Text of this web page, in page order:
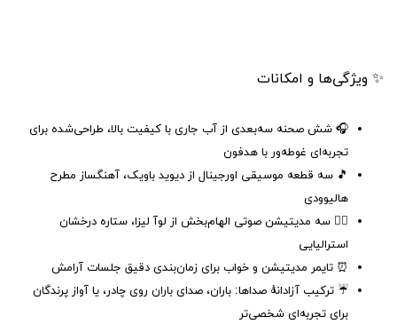
✨ ویژگی‌ها و امکانات
🎧 شش صحنه سه‌بعدی از آب جاری با کیفیت بالا، طراحی‌شده برای
تجربه‌ای غوطه‌ور با هدفون
🎵 سه قطعه موسیقی اورجینال از دیوید باویک، آهنگساز مطرح
هالیوودی
🧘‍♀️ سه مدیتیشن صوتی الهام‌بخش از لوآ لیزا، ستاره درخشان
استرالیایی
⏰ تایمر مدیتیشن و خواب برای زمان‌بندی دقیق جلسات آرامش
☔ ترکیب آزادانهٔ صداها: باران، صدای باران روی چادر، یا آواز پرندگان
برای تجربه‌ای شخصی‌تر